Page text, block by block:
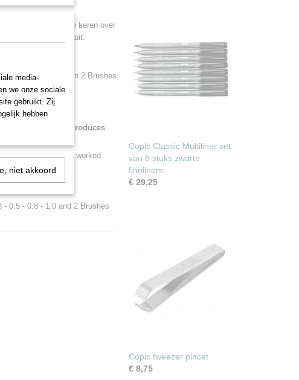
Ook als er meerdere keren over
scherp en loopt niet uit.
- 0,5 - 0,8 - 1,0 en 2 Brushes
marker system. Produces
if the lines are worked
not fade.
0.5 - 0.8 - 1.0 and 2 Brushes
Copic Classic Multiliner set
van 8 stuks zwarte
fineliners
€ 29,25
Copic tweezer pincet
€ 8,75
media-
we onze sociale
gebruikt. Zij
hebben
niet akkoord